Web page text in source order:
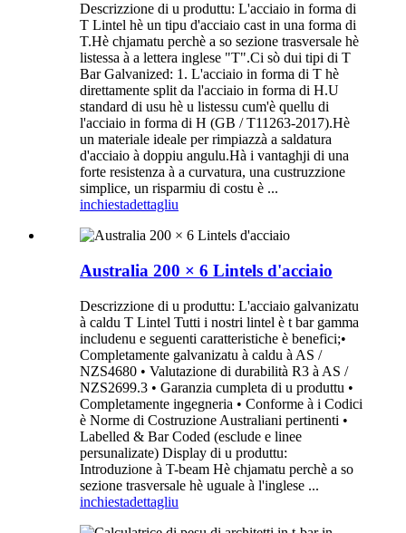
Descrizzione di u produttu: L'acciaio in forma di
T Lintel hè un tipu d'acciaio cast in una forma di
T.Hè chjamatu perchè a so sezione trasversale hè
listessa à a lettera inglese "T".Ci sò dui tipi di T
Bar Galvanized: 1. L'acciaio in forma di T hè
direttamente split da l'acciaio in forma di H.U
standard di usu hè u listessu cum'è quellu di
l'acciaio in forma di H (GB / T11263-2017).Hè
un materiale ideale per rimpiazzà a saldatura
d'acciaio à doppiu angulu.Hà i vantaghji di una
forte resistenza à a curvatura, una custruzzione
simplice, un risparmiu di costu è ...
inchiestadettagliu
Australia 200 × 6 Lintels d'acciaio
Descrizzione di u produttu: L'acciaio galvanizatu
à caldu T Lintel Tutti i nostri lintel è t bar gamma
includenu e seguenti caratteristiche è benefici;•
Completamente galvanizatu à caldu à AS /
NZS4680 • Valutazione di durabilità R3 à AS /
NZS2699.3 • Garanzia cumpleta di u produttu •
Completamente ingegneria • Conforme à i Codici
è Norme di Costruzione Australiani pertinenti •
Labelled & Bar Coded (esclude e linee
persunalizate) Display di u produttu:
Introduzione à T-beam Hè chjamatu perchè a so
sezione trasversale hè uguale à l'inglese ...
inchiestadettagliu